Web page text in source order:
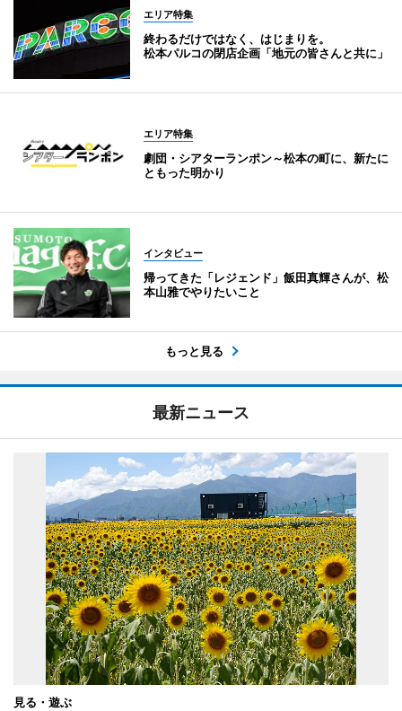
エリア特集
終わるだけではなく、はじまりを。
松本パルコの閉店企画「地元の皆さんと共に」
エリア特集
劇団・シアターランポン～松本の町に、新たに
ともった明かり
インタビュー
帰ってきた「レジェンド」飯田真輝さんが、松
本山雅でやりたいこと
もっと見る
最新ニュース
見る・遊ぶ